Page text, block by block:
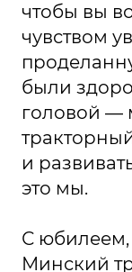
чтобы вы
чувством
были
головой —
и
это мы.
С юбилеем,
Минский